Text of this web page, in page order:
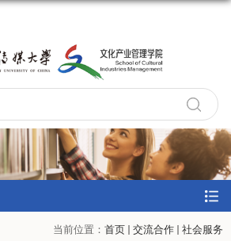
当前位置： 首页 交流合作 社会服务